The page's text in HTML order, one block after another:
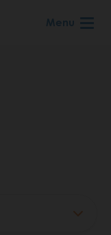
Menu